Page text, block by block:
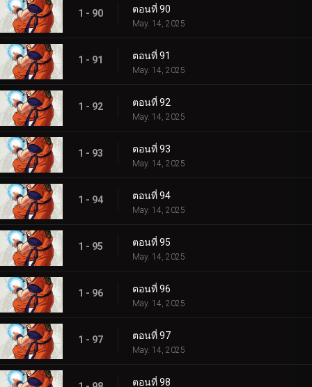
1 - 90 ตอนที่ 90
May. 14, 2025
1 - 91 ตอนที่ 91
May. 14, 2025
1 - 92 ตอนที่ 92
May. 14, 2025
1 - 93 ตอนที่ 93
May. 14, 2025
1 - 94 ตอนที่ 94
May. 14, 2025
1 - 95 ตอนที่ 95
May. 14, 2025
1 - 96 ตอนที่ 96
May. 14, 2025
1 - 97 ตอนที่ 97
May. 14, 2025
ตอนที่ 98